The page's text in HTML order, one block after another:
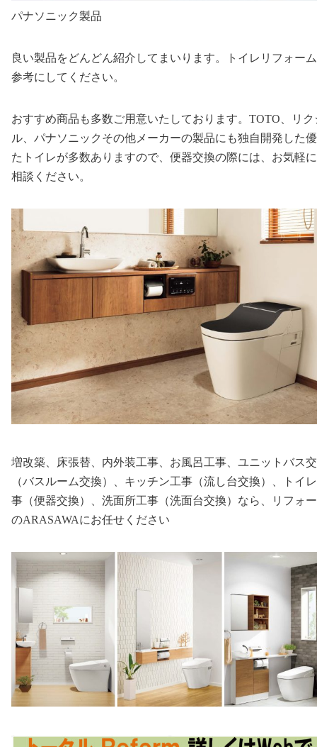
パナソニック製品
良い製品をどんどん紹介してまいります。トイレリフォー
参考にしてください。
おすすめ商品も多数ご用意いたしております。TOTO、リク
ル、パナソニックその他メーカーの製品にも独自開発した
たトイレが多数ありますので、便器交換の際には、お気軽
相談ください。
増改築、床張替、内外装工事、お風呂工事、ユニットバス
（バスルーム交換）、キッチン工事（流し台交換）、トイ
事（便器交換）、洗面所工事（洗面台交換）なら、リフォ
のARASAWAにお任せください